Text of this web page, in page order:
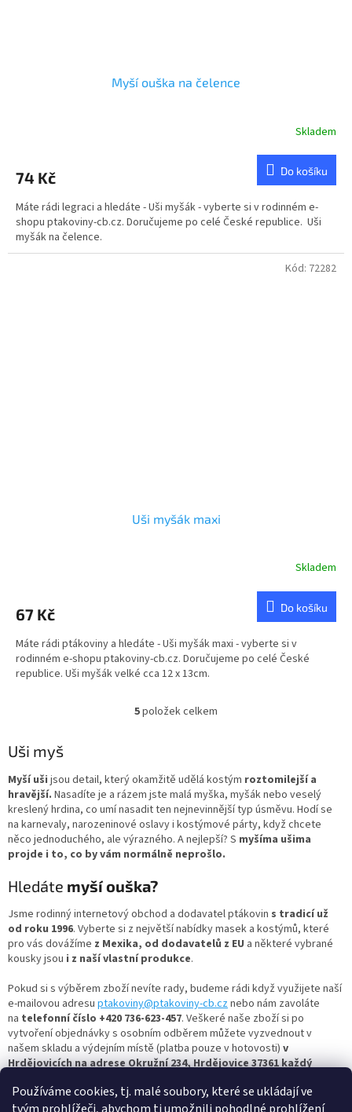
Používáme cookies, tj. malé soubory, které se ukládají ve
Myší ouška na čelence
Skladem
74 Kč Do košíku
Máte rádi legraci a hledáte - Uši myšák - vyberte si v rodinném e-
shopu ptakoviny-cb.cz. Doručujeme po celé České republice. Uši
myšák na čelence.
Uši myšák maxi
je
z
5
hvězdiček.
Skladem
67 Kč Do košíku
Máte rádi ptákoviny a hledáte - Uši myšák maxi - vyberte si v
rodinném e-shopu ptakoviny-cb.cz. Doručujeme po celé České
republice. Uši myšák velké cca 12 x 13cm.
Kód: 72282
O
d
a
c
í
p
r
v
ý
p
i
u
5položek celkem
Uši myš
Myší uši jsou detail, který okamžitě udělá kostým roztomilejší a
hravější. Nasadíte je a rázem jste malá myška, myšák nebo veselý
kreslený hrdina, co umí nasadit ten nejnevinnější typ úsměvu. Hodí se
na karnevaly, narozeninové oslavy i kostýmové párty, když chcete
něco jednoduchého, ale výrazného. A nejlepší? S myšíma ušima
projde i to, co by vám normálně neprošlo.
Hledáte myší ouška?
Jsme rodinný internetový obchod a dodavatel ptákovin s tradicí už
od roku 1996. Vyberte si z největší nabídky masek a kostýmů, které
pro vás dovážíme z Mexika, od dodavatelů z EU a některé vybrané
kousky jsou i z naší vlastní produkce.
Pokud si s výběrem zboží nevíte rady, budeme rádi když využijete naší
e-mailovou adresu ptakoviny@ptakoviny-cb.cznebo nám zavoláte
na telefonní číslo +420 736-623-457. Veškeré naše zboží si po
vytvoření objednávky s osobním odběrem můžete vyzvednout v
našem skladu a výdejním místě (platba pouze v hotovosti) v
Hrdějovicích na adrese Okružní 234, Hrdějovice 37361 každý
Nejbohatší člověk je ten, kdo se umí celý život smát a radovat,